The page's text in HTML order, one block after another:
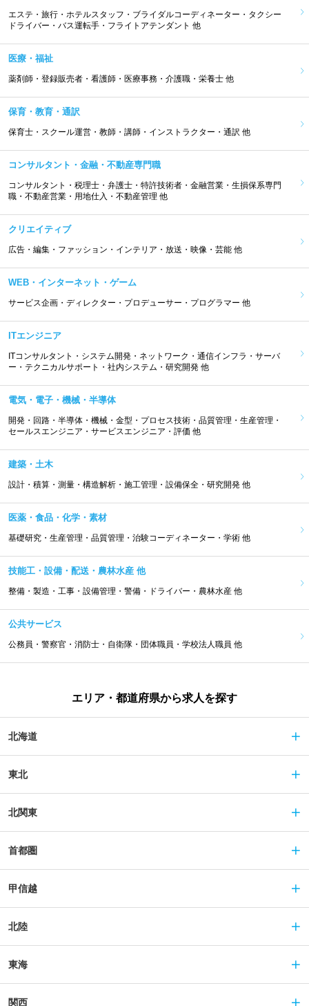
エステ・旅行・ホテルスタッフ・ブライダルコーディネーター・タクシー
ドライバー・バス運転手・フライトアテンダント 他
医療・福祉
薬剤師・登録販売者・看護師・医療事務・介護職・栄養士 他
保育・教育・通訳
保育士・スクール運営・教師・講師・インストラクター・通訳 他
コンサルタント・金融・不動産専門職
コンサルタント・税理士・弁護士・特許技術者・金融営業・生損保系専門
職・不動産営業・用地仕入・不動産管理 他
クリエイティブ
広告・編集・ファッション・インテリア・放送・映像・芸能 他
WEB・インターネット・ゲーム
サービス企画・ディレクター・プロデューサー・プログラマー 他
ITエンジニア
ITコンサルタント・システム開発・ネットワーク・通信インフラ・サーバ
ー・テクニカルサポート・社内システム・研究開発 他
電気・電子・機械・半導体
開発・回路・半導体・機械・金型・プロセス技術・品質管理・生産管理・
セールスエンジニア・サービスエンジニア・評価 他
建築・土木
設計・積算・測量・構造解析・施工管理・設備保全・研究開発 他
医薬・食品・化学・素材
基礎研究・生産管理・品質管理・治験コーディネーター・学術 他
技能工・設備・配送・農林水産 他
整備・製造・工事・設備管理・警備・ドライバー・農林水産 他
公共サービス
公務員・警察官・消防士・自衛隊・団体職員・学校法人職員 他
エリア・都道府県から求人を探す
北海道
東北
北関東
首都圏
甲信越
北陸
東海
関西